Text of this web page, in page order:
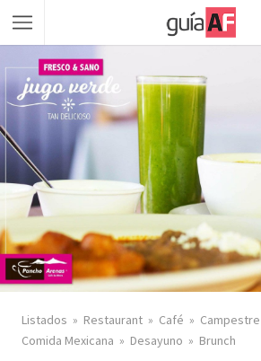
Listados Restaurant Café
Campestre
Comida Mexicana
Desayuno Brunch